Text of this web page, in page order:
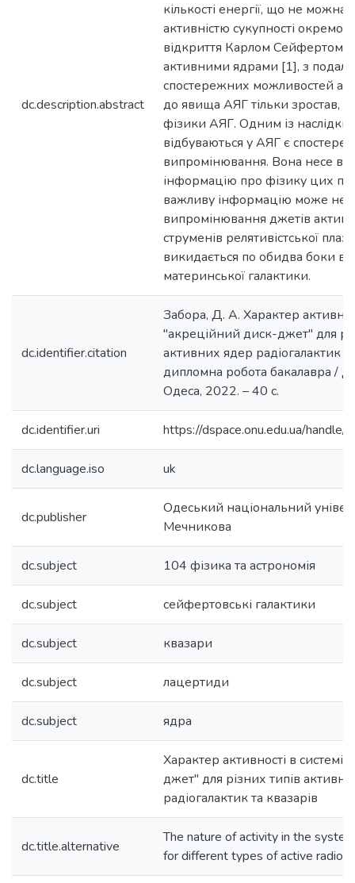
dc.description.abstract
кількості енергії, що не можна
активністю сукупності окремо
відкриття Карлом Сейфертом
активними ядрами [1], з
спостережних можливостей
до явища АЯГ тільки зростав,
фізики АЯГ. Одним із
відбуваються у АЯГ є
випромінювання. Вона несе
інформацію про фізику цих
важливу інформацію може
випромінювання джетів
струменів релятивістської
викидається по обидва боки
материнської галактики.
dc.identifier.citation
Забора, Д. А. Характер
"акреційний диск-джет" для
активних ядер радіогалактик
дипломна робота бакалавра /
Одеса, 2022. – 40 с.
dc.identifier.uri https://dspace.onu.edu.ua/
dc.language.iso uk
dc.publisher
Одеський національний
Мечникова
dc.subject 104 фізика та астрономія
dc.subject сейфертовські галактики
dc.subject квазари
dc.subject лацертиди
dc.subject ядра
dc.title
Характер активності в
джет" для різних типів
радіогалактик та квазарів
dc.title.alternative
The nature of activity in the
for different types of active radio